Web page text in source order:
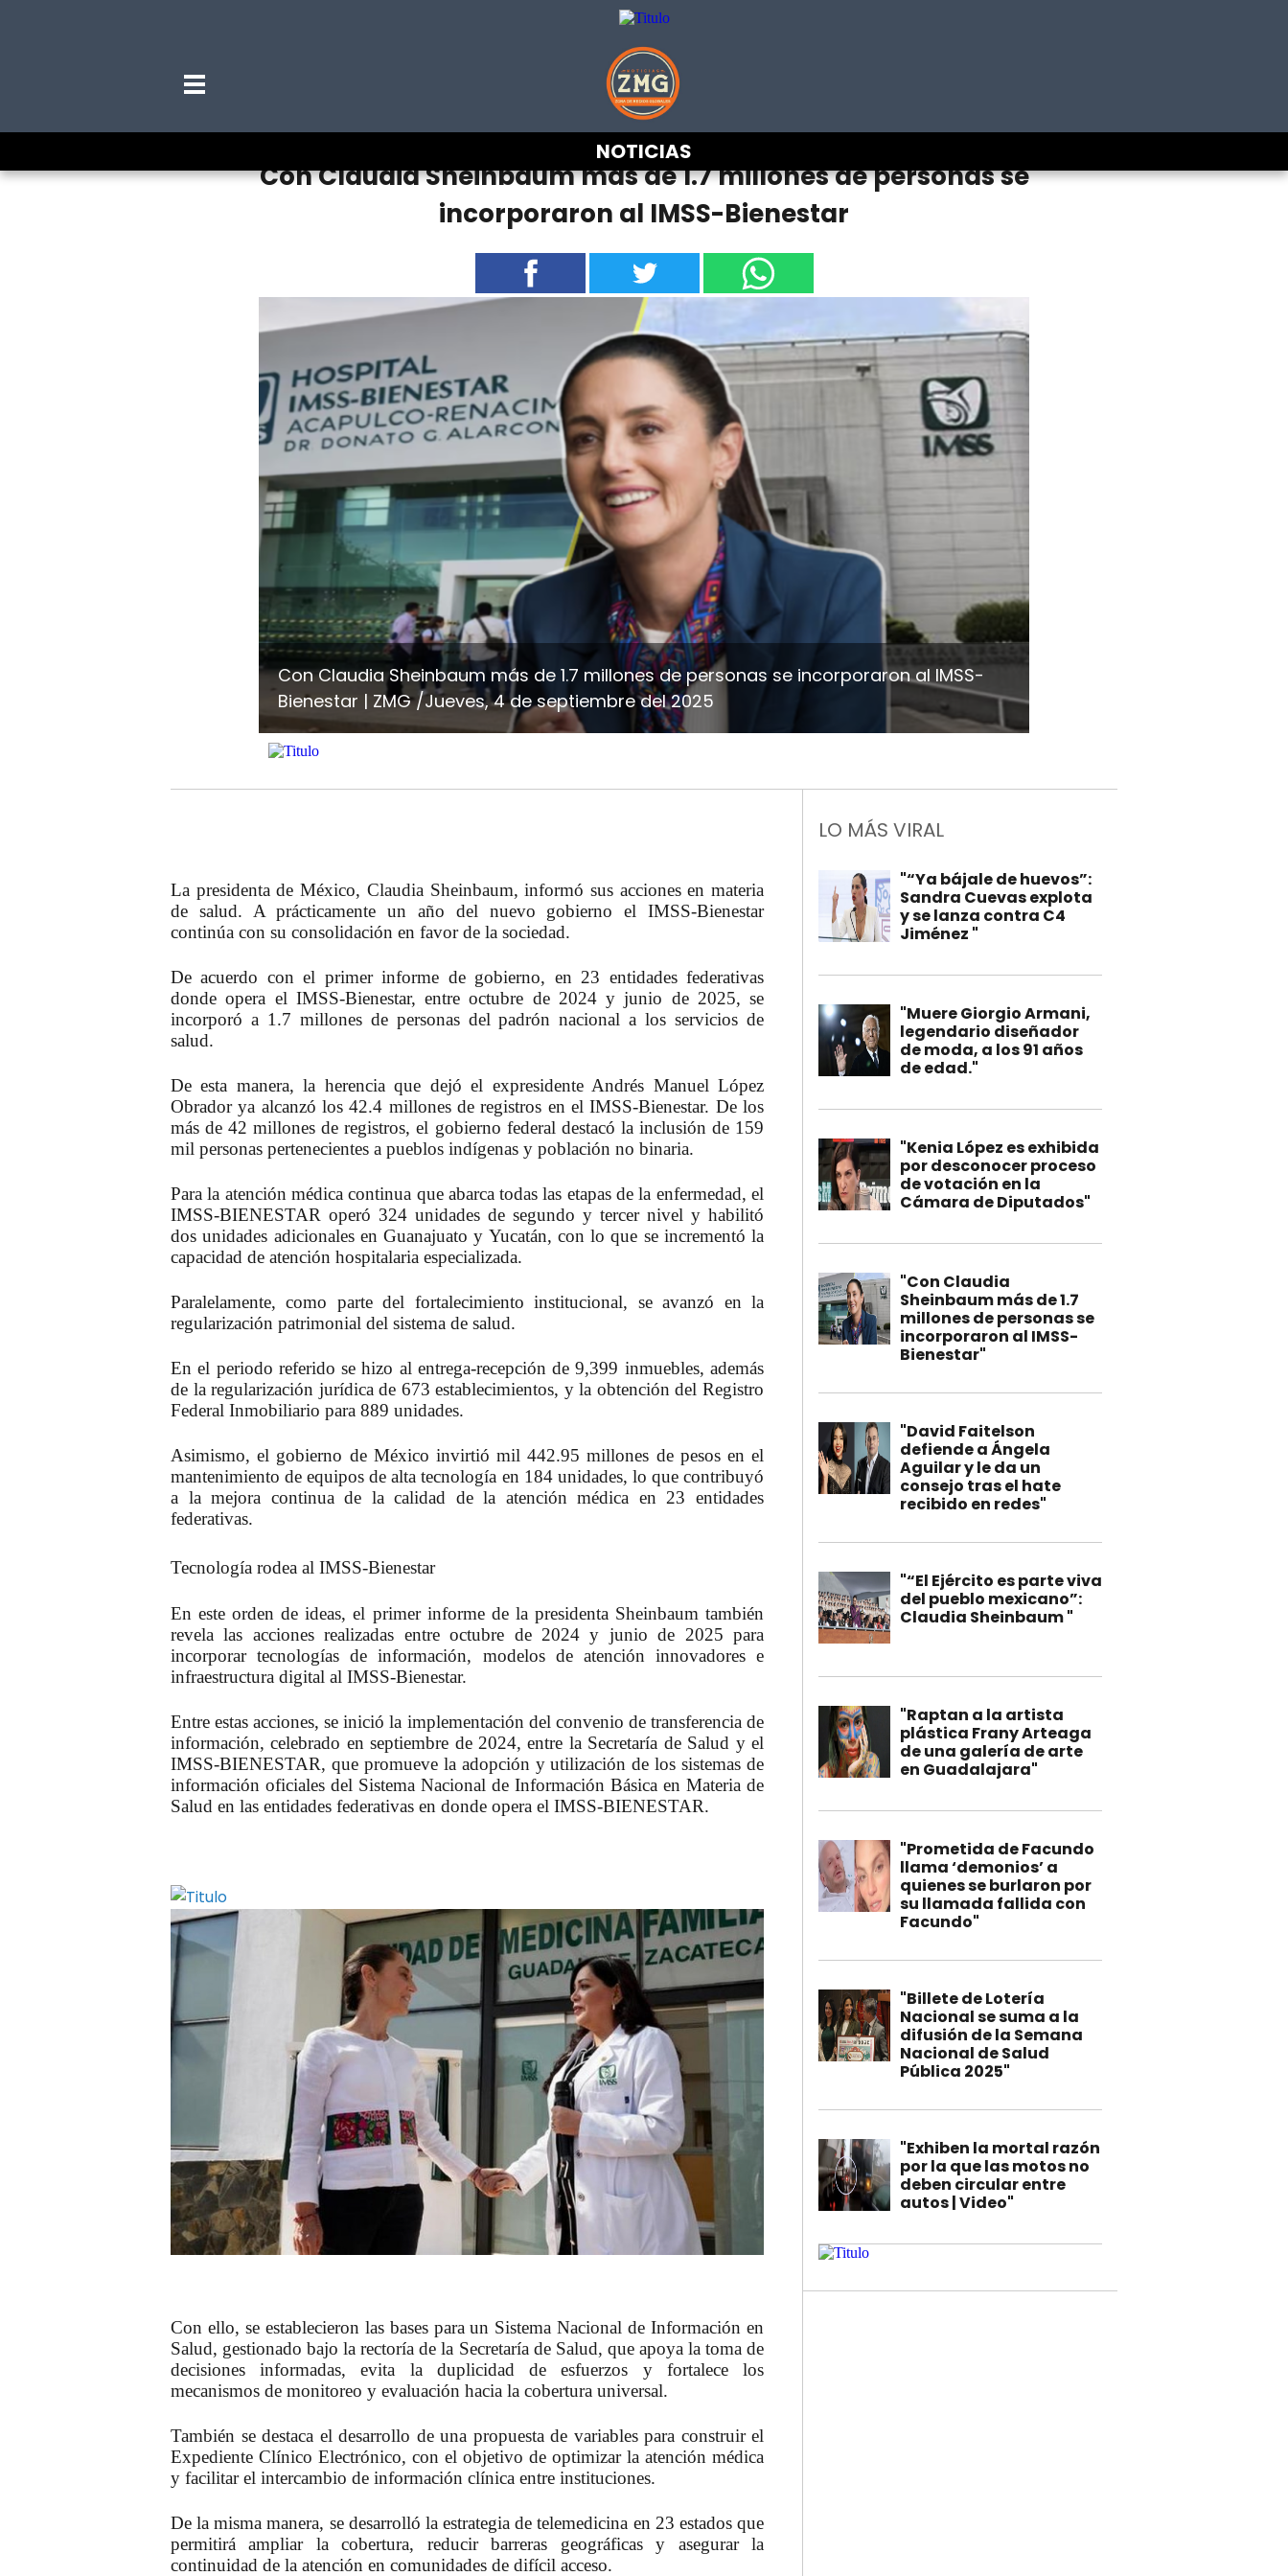
NOTICIAS
Con Claudia Sheinbaum más de 1.7 millones de personas se
incorporaron al IMSS-Bienestar
Con Claudia Sheinbaum más de 1.7 millones de personas se incorporaron al IMSS-
Bienestar
ZMG /Jueves, 4 de septiembre del 2025
La presidenta de México, Claudia Sheinbaum, informó sus acciones en materia
de salud. A prácticamente un año del nuevo gobierno el IMSS-Bienestar
continúa con su consolidación en favor de la sociedad.
De acuerdo con el primer informe de gobierno, en 23 entidades federativas
donde opera el IMSS-Bienestar, entre octubre de 2024 y junio de 2025, se
incorporó a 1.7 millones de personas del padrón nacional a los servicios de
salud.
De esta manera,la herencia que dejó el expresidente Andrés Manuel López
Obrador ya alcanzó los 42.4 millones de registros en el IMSS-Bienestar. De los
más de 42 millones de registros, el gobierno federal destacó la inclusión de 159
mil personas pertenecientes a pueblos indígenas y población no binaria.
Para la atención médica continua que abarca todas las etapas de la enfermedad, el
IMSS-BIENESTAR operó 324 unidades de segundo y tercer nivel y habilitó
dos unidades adicionales en Guanajuato y Yucatán, con lo que se incrementó la
capacidad de atención hospitalaria especializada.
Paralelamente, como parte del fortalecimiento institucional, se avanzó en la
regularización patrimonial del sistema de salud.
En el periodo referido se hizo al entrega-recepción de9,399 inmuebles, además
de la regularización jurídica de 673 establecimientos, y la obtención del Registro
Federal Inmobiliario para 889 unidades.
Asimismo,el gobierno de México invirtió mil 442.95 millones de pesos en el
mantenimiento de equipos de alta tecnología en 184 unidades, lo que contribuyó
a la mejora continua de la calidad de la atención médica en 23 entidades
federativas.
Tecnología rodea al IMSS-Bienestar
En este orden de ideas, el primer informe de la presidenta Sheinbaum también
revela las acciones realizadas entre octubre de 2024 y junio de 2025 para
incorporar tecnologías de información, modelos de atención innovadores e
infraestructura digital al IMSS-Bienestar.
Entre estas acciones, se inició la implementación del convenio de transferencia de
información, celebrado en septiembre de 2024, entre la Secretaría de Salud y el
IMSS-BIENESTAR, que promueve la adopción y utilización de los sistemas de
información oficiales del Sistema Nacional de Información Básica en Materia de
Salud en las entidades federativas en donde opera el IMSS-BIENESTAR.
Con ello, se establecieron las bases para un Sistema Nacional de Información en
Salud, gestionado bajo la rectoría de la Secretaría de Salud, que apoya la toma de
decisiones informadas, evita la duplicidad de esfuerzos y fortalece los
mecanismos de monitoreo y evaluación hacia la cobertura universal.
También se destaca el desarrollo de una propuesta de variables para construir el
Expediente Clínico Electrónico, con el objetivo de optimizar la atención médica
y facilitar el intercambio de información clínica entre instituciones.
De la misma manera, se desarrolló la estrategia de telemedicina en 23 estados que
permitirá ampliar la cobertura, reducir barreras geográficas y asegurar la
continuidad de la atención en comunidades de difícil acceso.
LO MÁS VIRAL
"“Ya bájale de huevos”:
Sandra Cuevas explota
y se lanza contra C4
Jiménez "
"Muere Giorgio Armani,
legendario diseñador
de moda, a los 91 años
de edad."
"Kenia López es exhibida
por desconocer proceso
de votación en la
Cámara de Diputados"
"Con Claudia
Sheinbaum más de 1.7
millones de personas se
incorporaron al IMSS-
Bienestar"
"David Faitelson
defiende a Ángela
Aguilar y le da un
consejo tras el hate
recibido en redes"
"“El Ejército es parte viva
del pueblo mexicano”:
Claudia Sheinbaum "
"Raptan a la artista
plástica Frany Arteaga
de una galería de arte
en Guadalajara"
"Prometida de Facundo
llama ‘demonios’ a
quienes se burlaron por
su llamada fallida con
Facundo"
"Billete de Lotería
Nacional se suma a la
difusión de la Semana
Nacional de Salud
Pública 2025"
"Exhiben la mortal razón
por la que las motos no
deben circular entre
autos | Video"